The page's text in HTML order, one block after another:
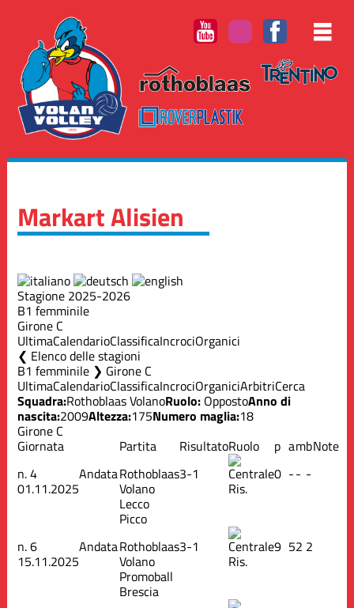
Markart Alisien
Stagione 2025-2026
B1 femminile
Girone C
UltimaCalendarioClassificaIncrociOrganici
Elenco delle stagioni
B1 femminile ❯ Girone C
UltimaCalendarioClassificaIncrociOrganiciArbitriCerca
Squadra:Rothoblaas VolanoRuolo: OppostoAnno di
nascita:2009Altezza:175Numero maglia:18
Girone C
Giornata Partita RisultatoRuolo p ambNote
n.4
01.11.2025
AndataRothoblaas
Volano
Lecco
Picco
3-1
Ris.
0 -- -
n.6
15.11.2025
AndataRothoblaas
Volano
Promoball
Brescia
3-1
Ris.
9 52 2